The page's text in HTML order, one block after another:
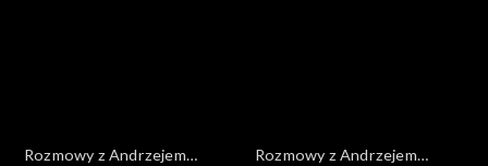
Rozmowy z Andrzejem
Rozmowy z Andrzejem